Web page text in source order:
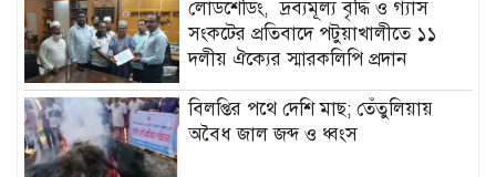
লোডশেডিং, দ্রব্যমূল্য বৃদ্ধি ও গ্যাস
সংকটের প্রতিবাদে পটুয়াখালীতে ১১
দলীয় ঐক্যের স্মারকলিপি প্রদান
বিলপ্তির পথে দেশি মাছ; তেঁতুলিয়ায়
অবৈধ জাল জব্দ ও ধ্বংস